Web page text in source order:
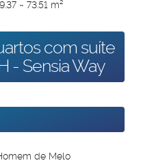
.37 ~ 73.51 m²
com suíte
- Sensia Way
de Melo